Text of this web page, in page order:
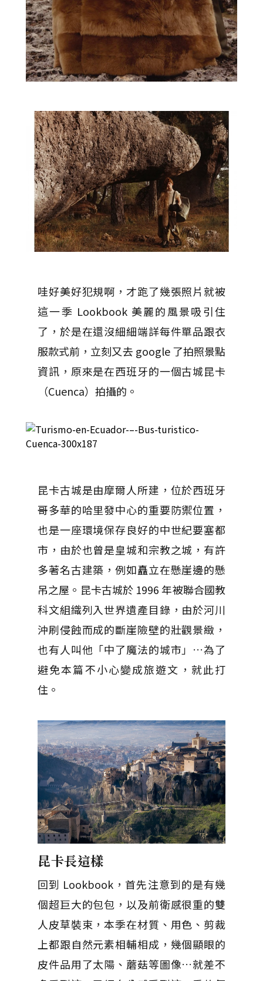
哇好美好犯規啊，才跑了幾張照片就被
這一季 Lookbook 美麗的風景吸引住
了，於是在還沒細細端詳每件單品跟衣
服款式前，立刻又去 google 了拍照景點
資訊，原來是在西班牙的一個古城昆卡
（Cuenca）拍攝的。
昆卡古城是由摩爾人所建，位於西班牙
哥多華的哈里發中心的重要防禦位置，
也是一座環境保存良好的中世紀要塞都
市，由於也曾是皇城和宗教之城，有許
多著名古建築，例如矗立在懸崖邊的懸
吊之屋。昆卡古城於 1996 年被聯合國教
科文組織列入世界遺產目錄，由於河川
沖刷侵蝕而成的斷崖險壁的壯觀景緻，
也有人叫他「中了魔法的城市」…為了
避免本篇不小心變成旅遊文，就此打
住。
昆卡長這樣
回到 Lookbook，首先注意到的是有幾
個超巨大的包包，以及前衛感很重的雙
人皮草裝束，本季在材質、用色、剪裁
上都跟自然元素相輔相成，幾個顯眼的
皮件品用了太陽、蘑菇等圖像…就差不